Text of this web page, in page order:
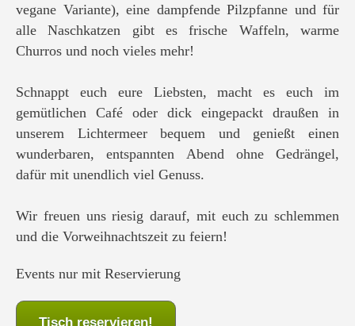
vegane Variante), eine dampfende Pilzpfanne und für
alle Naschkatzen gibt es frische Waffeln, warme
Churros und noch vieles mehr!
Schnappt euch eure Liebsten, macht es euch im
gemütlichen Café oder dick eingepackt draußen in
unserem Lichtermeer bequem und genießt einen
wunderbaren, entspannten Abend ohne Gedrängel,
dafür mit unendlich viel Genuss.
Wir freuen uns riesig darauf, mit euch zu schlemmen
und die Vorweihnachtszeit zu feiern!
Events nur mit Reservierung
Tisch reservieren!